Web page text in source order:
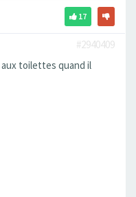
17
#2940409
aux toilettes quand il